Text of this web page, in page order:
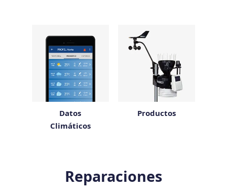
Datos
Climáticos
Productos
Reparaciones